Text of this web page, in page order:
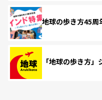
地球の歩き方45周
「地球の歩き方